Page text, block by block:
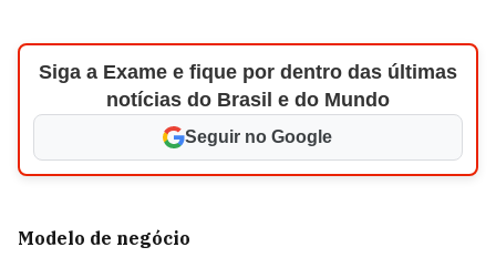
Siga a Exame e fique por dentro das últimas
notícias do Brasil e do Mundo
Seguir no Google
Modelo de negócio